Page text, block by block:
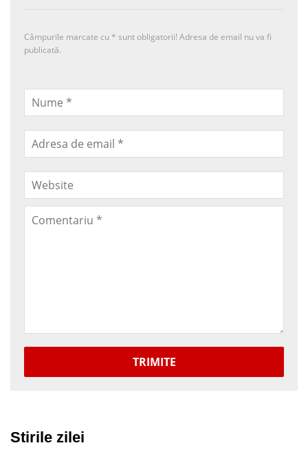
Câmpurile marcate cu * sunt obligatorii! Adresa de email nu va fi
publicată.
TRIMITE
Stirile zilei